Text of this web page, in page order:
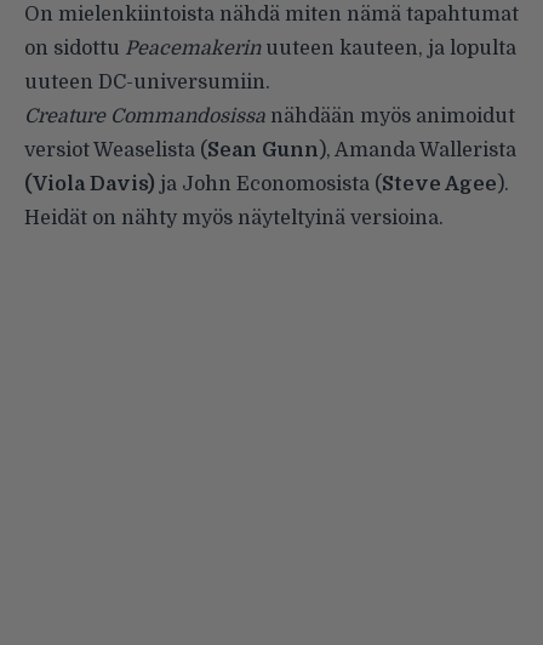
On mielenkiintoista nähdä miten nämä tapahtumat
on sidottu Peacemakerinuuteen kauteen, ja lopulta
uuteen DC-universumiin.
Creature Commandosissa nähdään myös animoidut
versiot Weaselista (Sean Gunn), Amanda Wallerista
(Viola Davis) ja John Economosista (Steve Agee).
Heidät on nähty myös näyteltyinä versioina.